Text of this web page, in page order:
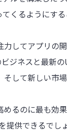
くるようにす
してアプリの
ジネスと最新
して新しい市
るのに最も効
提供できるでし